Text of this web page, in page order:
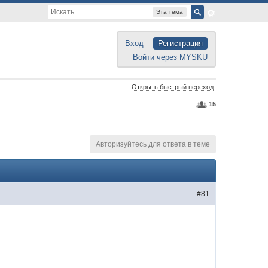
Эта тема
Вход
Регистрация
Войти через MYSKU
Открыть быстрый переход
15
Авторизуйтесь для ответа в теме
#81